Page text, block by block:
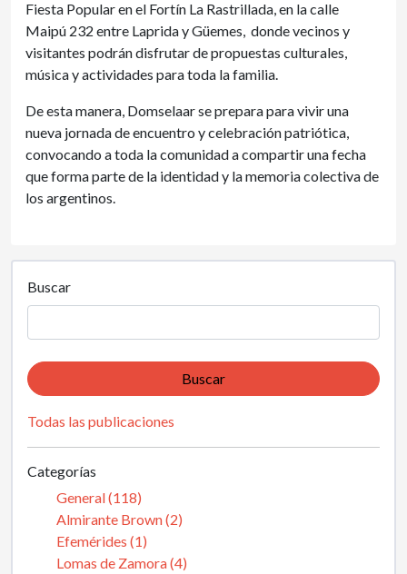
Fiesta Popular en el Fortín La Rastrillada, en la calle
Maipú 232 entre Laprida y Güemes, donde vecinos y
visitantes podrán disfrutar de propuestas culturales,
música y actividades para toda la familia.
De esta manera, Domselaar se prepara para vivir una
nueva jornada de encuentro y celebración patriótica,
convocando a toda la comunidad a compartir una fecha
que forma parte de la identidad y la memoria colectiva de
los argentinos.
Buscar
Buscar
Todas las publicaciones
Categorías
General (118)
Almirante Brown (2)
Efemérides (1)
Lomas de Zamora (4)